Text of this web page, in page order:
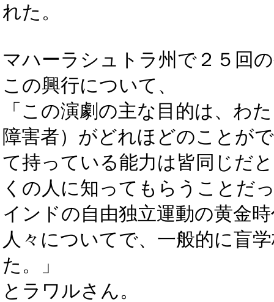
れた。
マハーラシュトラ州で２５回
この興行について、
「この演劇の主な目的は、わ
障害者）がどれほどのことが
て持っている能力は皆同じだ
くの人に知ってもらうことだ
インドの自由独立運動の黄金
人々についてで、一般的に盲
た。」
とラワルさん。